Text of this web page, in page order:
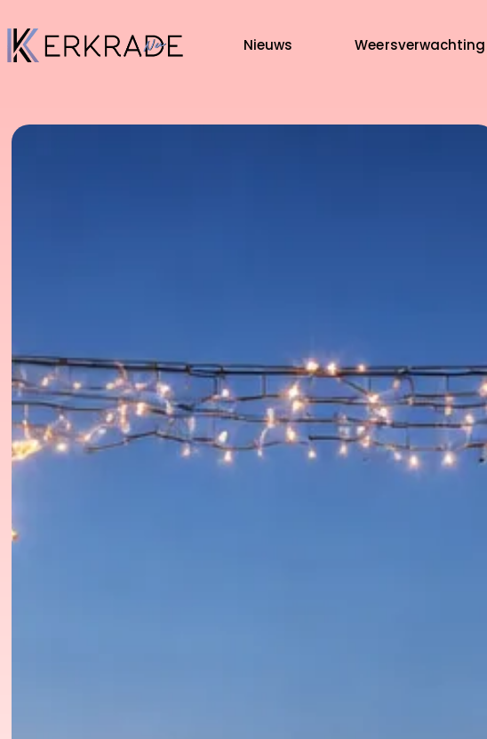
Nieuws Weersverwachting